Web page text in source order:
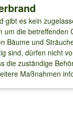
gibt es kein
um die
Bäume und
sind, dürfen nicht
die zuständige
Maßnahmen